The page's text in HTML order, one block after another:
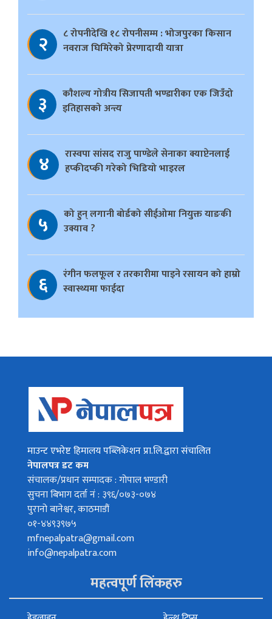
२
८ रोपनीदेखि १८ रोपनीसम्म : भोजपुरका किसान
नवराज घिमिरेको प्रेरणादायी यात्रा
३
काैशल्य गोत्रीय सिजापती भण्डारीका एक जिउँदो
इतिहासको अन्त्य
४
रास्वपा सांसद राजु पाण्डेले सेनाका क्याप्टेनलाई
हप्कीदप्की गरेको भिडियो भाइरल
५
को हुन् लगानी बोर्डको सीईओमा नियुक्त याङकी
उक्याव ?
६
रंगीन फलफूल र तरकारीमा पाइने रसायन को हाम्रो
स्वास्थ्यमा फाईदा
माउन्ट एभरेष्ट हिमालय पब्लिकेशन प्रा.लि.द्वारा संचालित
नेपालपत्र डट कम
संचालक/प्रधान सम्पादक : गोपाल भण्डारी
सुचना बिभाग दर्ता नं : ३९६/०७३-०७४
पुरानो बानेश्वर, काठमाडौं
०१-४४९३९७५
mfnepalpatra@gmail.com
info@nepalpatra.com
महत्वपूर्ण लिंकहरु